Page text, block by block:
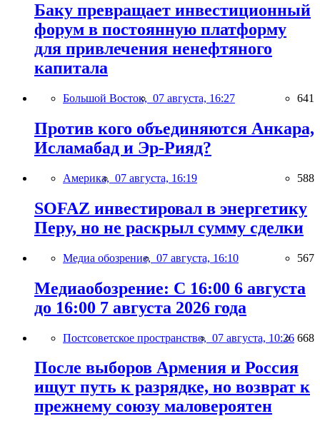
Баку превращает инвестиционный
форум в постоянную платформу
для привлечения ненефтяного
капитала
Большой Восток, 07 августа, 16:27 641
Против кого объединяются Анкара,
Исламабад и Эр-Рияд?
Америка, 07 августа, 16:19 588
SOFAZ инвестировал в энергетику
Перу, но не раскрыл сумму сделки
Медиа обозрение, 07 августа, 16:10 567
Медиаобозрение: С 16:00 6 августа
до 16:00 7 августа 2026 года
Постсоветское пространство, 07 августа, 10:26 668
После выборов Армения и Россия
ищут путь к разрядке, но возврат к
прежнему союзу маловероятен